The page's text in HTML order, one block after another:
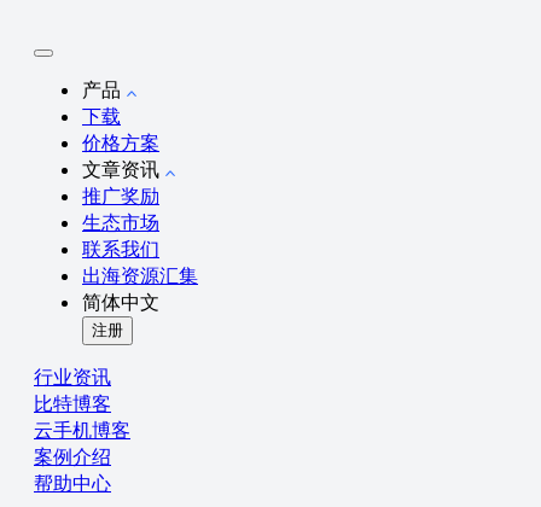
产品
下载
价格方案
文章资讯
推广奖励
生态市场
联系我们
出海资源汇集
简体中文
注册
行业资讯
比特博客
云手机博客
案例介绍
帮助中心